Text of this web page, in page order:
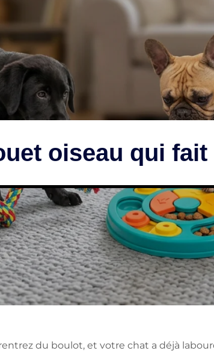
oiseau qui
du boulot, et votre chat a déjà